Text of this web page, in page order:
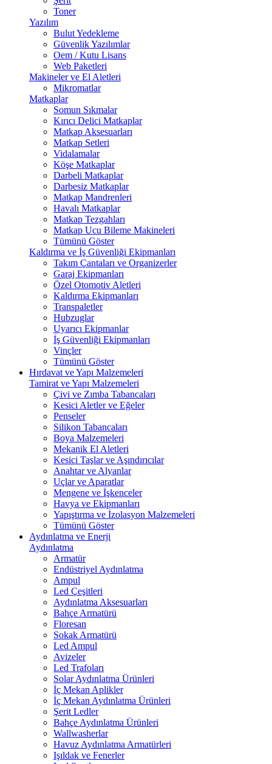
Toner
Yazılım
Bulut Yedekleme
Güvenlik Yazılımlar
Oem / Kutu Lisans
Web Paketleri
Makineler ve El Aletleri
Mikromatlar
Matkaplar
Somun Sıkmalar
Kırıcı Delici Matkaplar
Matkap Aksesuarları
Matkap Setleri
Vidalamalar
Köşe Matkaplar
Darbeli Matkaplar
Darbesiz Matkaplar
Matkap Mandrenleri
Havalı Matkaplar
Matkap Tezgahları
Matkap Ucu Bileme Makineleri
Tümünü Göster
Kaldırma ve İş Güvenliği Ekipmanları
Takım Çantaları ve Organizerler
Garaj Ekipmanları
Özel Otomotiv Aletleri
Kaldırma Ekipmanları
Transpaletler
Hubzuglar
Uyarıcı Ekipmanlar
İş Güvenliği Ekipmanları
Vinçler
Tümünü Göster
Hırdavat ve Yapı Malzemeleri
Tamirat ve Yapı Malzemeleri
Çivi ve Zımba Tabancaları
Kesici Aletler ve Eğeler
Penseler
Silikon Tabancaları
Boya Malzemeleri
Mekanik El Aletleri
Kesici Taşlar ve Aşındırıcılar
Anahtar ve Alyanlar
Uçlar ve Aparatlar
Mengene ve İşkenceler
Havya ve Ekipmanları
Yapıştırma ve İzolasyon Malzemeleri
Tümünü Göster
Aydınlatma ve Enerji
Aydınlatma
Armatür
Endüstriyel Aydınlatma
Ampul
Led Çeşitleri
Aydınlatma Aksesuarları
Bahçe Armatürü
Floresan
Sokak Armatürü
Led Ampul
Avizeler
Led Trafoları
Solar Aydınlatma Ürünleri
İç Mekan Aplikler
İç Mekan Aydınlatma Ürünleri
Şerit Ledler
Bahçe Aydınlatma Ürünleri
Wallwasherlar
Havuz Aydınlatma Armatürleri
Işıldak ve Fenerler